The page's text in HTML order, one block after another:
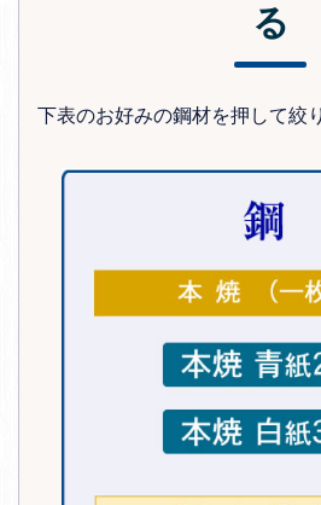
る
下表のお好みの鋼材を押して絞